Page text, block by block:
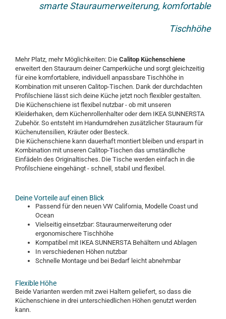
smarte Stauraumerweiterung, komfortable
Tischhöhe
Mehr Platz, mehr Möglichkeiten: Die Calitop Küchenschiene
erweitert den Stauraum deiner Camperküche und sorgt gleichzeitig
für eine komfortablere, individuell anpassbare Tischhöhe in
Kombination mit unseren Calitop-Tischen. Dank der durchdachten
Profilschiene lässt sich deine Küche jetzt noch flexibler gestalten.
Die Küchenschiene ist flexibel nutzbar - ob mit unseren
Kleiderhaken, dem Küchenrollenhalter oder dem IKEA SUNNERSTA
Zubehör. So entsteht im Handumdrehen zusätzlicher Stauraum für
Küchenutensilien, Kräuter oder Besteck.
Die Küchenschiene kann dauerhaft montiert bleiben und erspart in
Kombination mit unseren Calitop-Tischen das umständliche
Einfädeln des Originaltisches. Die Tische werden einfach in die
Profilschiene eingehängt - schnell, stabil und flexibel.
Deine Vorteile auf einen Blick
Passend für den neuen VW California, Modelle Coast und
Ocean
Vielseitig einsetzbar: Stauraumerweiterung oder
ergonomischere Tischhöhe
Kompatibel mit IKEA SUNNERSTA Behältern und Ablagen
In verschiedenen Höhen nutzbar
Schnelle Montage und bei Bedarf leicht abnehmbar
Flexible Höhe
Beide Varianten werden mit zwei Haltern geliefert, so dass die
Küchenschiene in drei unterschiedlichen Höhen genutzt werden
kann.